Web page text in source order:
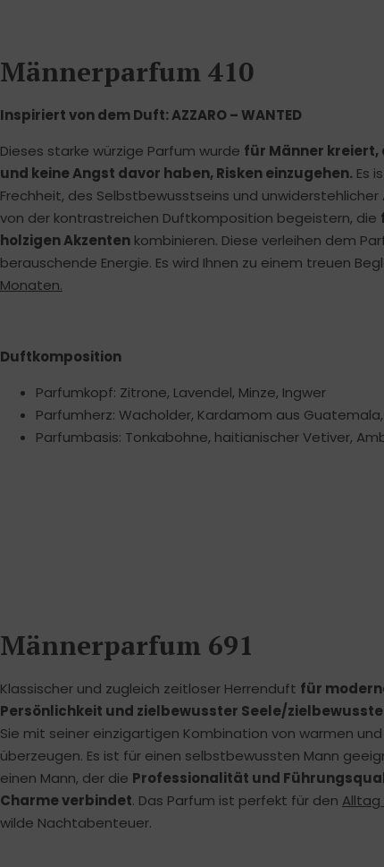
Männerparfum 410
Inspiriert von dem Duft: AZZARO – WANTED
Dieses starke würzige Parfum wurde für Männer kreiert,
und keine Angst davor haben, Risken einzugehen. Es
Frechheit, des Selbstbewusstseins und
von der kontrastreichen Duftkomposition begeistern, die
holzigen Akzenten kombinieren. Diese verleihen dem
berauschende Energie. Es wird Ihnen zu einem treuen
Monaten.
Duftkomposition
Parfumkopf: Zitrone, Lavendel, Minze, Ingwer
Parfumherz: Wacholder, Kardamom aus
Parfumbasis: Tonkabohne, haitianischer Vetiver,
Männerparfum 691
Klassischer und zugleich zeitloser Herrenduft für
Persönlichkeit und zielbewusster Seele/
Sie mit seiner einzigartigen Kombination von warmen
überzeugen. Es ist für einen selbstbewussten Mann
einen Mann, der die Professionalität und
Charme verbindet. Das Parfum ist perfekt für den Alltag
wilde Nachtabenteuer.